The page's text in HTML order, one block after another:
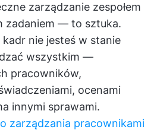
zarządzanie zespołem
zadaniem — to sztuka.
nie jesteś w stanie
wszystkim —
pracowników,
ocenami
innymi sprawami.
zarządzania pracownikami